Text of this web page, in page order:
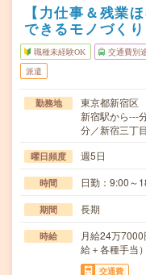
【力仕事＆残業
できるモノづく
職種未経験OK 交通費別
派遣
勤務地
東京都新宿区
新宿駅から---
分／新宿三丁
曜日頻度 週5日
時間 日勤：9:00～
期間 長期
時給
月給24万
給＋各種手当）
交通費